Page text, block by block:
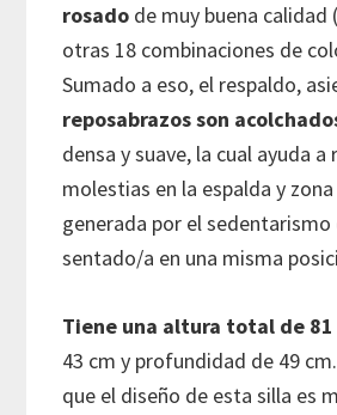
rosado de muy buena calidad
otras 18 combinaciones de
Sumado a eso, el respaldo,
reposabrazos son
densa y suave, la cual ayuda a
molestias en la espalda y
generada por el sedentarismo
sentado/a en una misma
Tiene una altura total de 81
43 cm y profundidad de 49
que el diseño de esta silla es